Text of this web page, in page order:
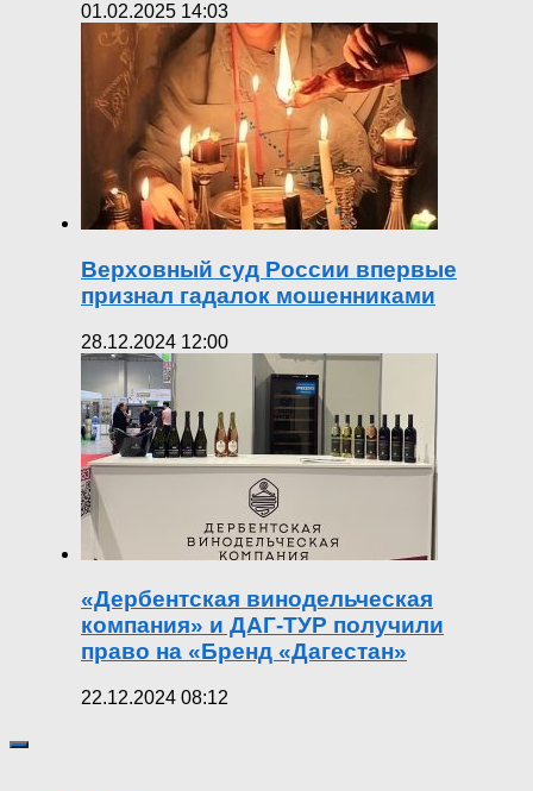
01.02.2025 14:03
Верховный суд России впервые
признал гадалок мошенниками
28.12.2024 12:00
«Дербентская винодельческая
компания» и ДАГ-ТУР получили
право на «Бренд «Дагестан»
22.12.2024 08:12